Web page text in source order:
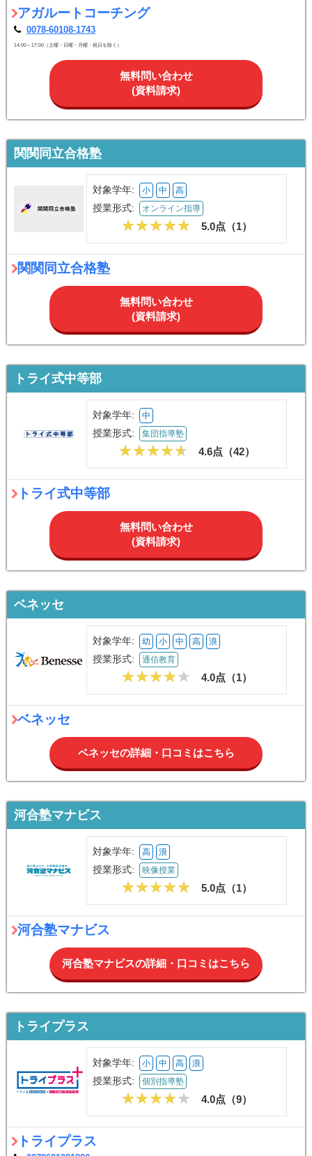
アガルートコーチング
0078-60108-1743
14:00～17:00（土曜・日曜・月曜・祝日を除く）
無料問い合わせ
(資料請求)
関関同立合格塾
対象学年: 小 中 高
授業形式: オンライン指導
5.0点（1）
関関同立合格塾
無料問い合わせ
(資料請求)
トライ式中等部
対象学年: 中
授業形式: 集団指導塾
4.6点（42）
トライ式中等部
無料問い合わせ
(資料請求)
ベネッセ
対象学年: 幼 小 中 高 浪
授業形式: 通信教育
4.0点（1）
ベネッセ
ベネッセの詳細・口コミはこちら
河合塾マナビス
対象学年: 高 浪
授業形式: 映像授業
5.0点（1）
河合塾マナビス
河合塾マナビスの詳細・口コミはこちら
トライプラス
対象学年: 小 中 高 浪
授業形式: 個別指導塾
4.0点（9）
トライプラス